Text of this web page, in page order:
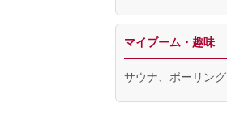
マイブーム・趣味
サウナ、ボーリング